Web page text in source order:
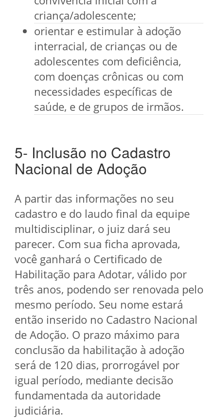
criança/adolescente;
orientar e estimular à adoção
interracial, de crianças ou de
adolescentes com deficiência,
com doenças crônicas ou com
necessidades específicas de
saúde, e de grupos de irmãos.
5- Inclusão no Cadastro
Nacional de Adoção
A partir das informações no seu
cadastro e do laudo final da equipe
multidisciplinar, o juiz dará seu
parecer. Com sua ficha aprovada,
você ganhará o Certificado de
Habilitação para Adotar, válido por
três anos, podendo ser renovada pelo
mesmo período. Seu nome estará
então inserido no Cadastro Nacional
de Adoção. O prazo máximo para
conclusão da habilitação à adoção
será de 120 dias, prorrogável por
igual período, mediante decisão
fundamentada da autoridade
judiciária.